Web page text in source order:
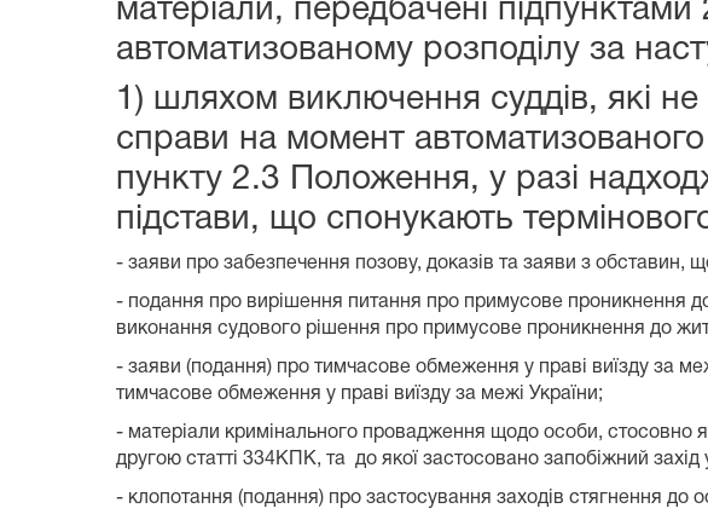
матеріали, передбачені
автоматизованому розподілу за
1) шляхом виключення суддів, які
справи на момент автоматизованого
пункту 2.3 Положення, у разі
підстави, що спонукають
- заяви про забезпечення позову, доказів та заяви з
- подання про вирішення питання про примусове проникнення
виконання судового рішення про примусове проникнення до
- заяви (подання) про тимчасове обмеження у праві виїзду за
тимчасове обмеження у праві виїзду за межі України;
- матеріали кримінального провадження щодо особи, стосовно
другою статті 334КПК, та до якої застосовано запобіжний захід
- клопотання (подання) про застосування заходів стягнення